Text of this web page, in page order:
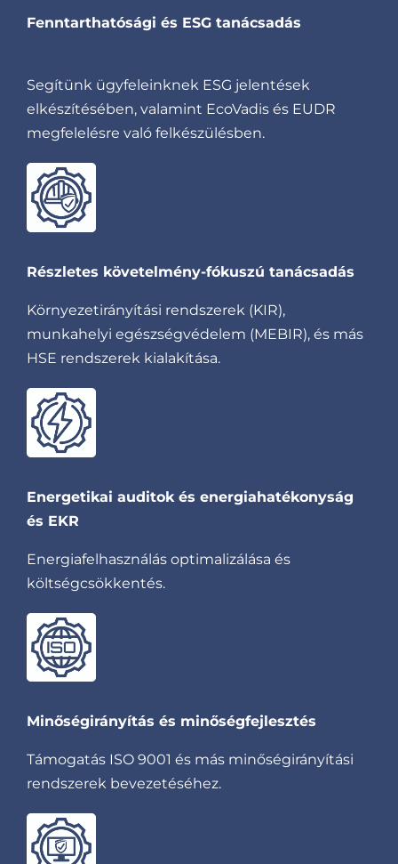
Fenntarthatósági és ESG tanácsadás
Segítünk ügyfeleinknek ESG jelentések
elkészítésében, valamint EcoVadis és EUDR
megfelelésre való felkészülésben.
Részletes követelmény-fókuszú tanácsadás
Környezetirányítási rendszerek (KIR),
munkahelyi egészségvédelem (MEBIR), és más
HSE rendszerek kialakítása.
Energetikai auditok és energiahatékonyság
és EKR
Energiafelhasználás optimalizálása és
költségcsökkentés.
Minőségirányítás és minőségfejlesztés
Támogatás ISO 9001 és más minőségirányítási
rendszerek bevezetéséhez.